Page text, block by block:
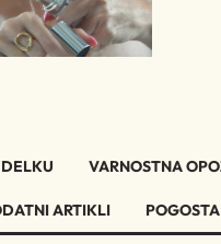
VARNOSTNA
ARTIKLI